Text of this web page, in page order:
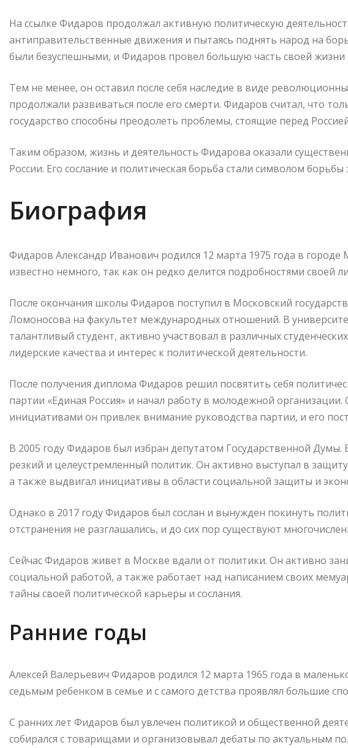
На ссылке Фидаров продолжал активную политическую
антиправительственные движения и пытаясь поднять народ на
были безуспешными, и Фидаров провел большую часть своей жизни
Тем не менее, он оставил после себя наследие в виде
продолжали развиваться после его смерти. Фидаров считал, что
государство способны преодолеть проблемы, стоящие перед
Таким образом, жизнь и деятельность Фидарова оказали
России. Его сослание и политическая борьба стали символом борьбы
Биография
Фидаров Александр Иванович родился 12 марта 1975 года в городе
известно немного, так как он редко делится подробностями своей
После окончания школы Фидаров поступил в Московский
Ломоносова на факультет международных отношений. В
талантливый студент, активно участвовал в различных
лидерские качества и интерес к политической деятельности.
После получения диплома Фидаров решил посвятить себя
партии «Единая Россия» и начал работу в молодежной
инициативами он привлек внимание руководства партии, и его
В 2005 году Фидаров был избран депутатом Государственной Думы.
резкий и целеустремленный политик. Он активно выступал в
а также выдвигал инициативы в области социальной защиты и
Однако в 2017 году Фидаров был сослан и вынужден покинуть
отстранения не разглашались, и до сих пор существуют
Сейчас Фидаров живет в Москве вдали от политики. Он активно
социальной работой, а также работает над написанием своих
тайны своей политической карьеры и сослания.
Ранние годы
Алексей Валерьевич Фидаров родился 12 марта 1965 года в
седьмым ребенком в семье и с самого детства проявлял большие
С ранних лет Фидаров был увлечен политикой и общественной
собирался с товарищами и организовывал дебаты по актуальным